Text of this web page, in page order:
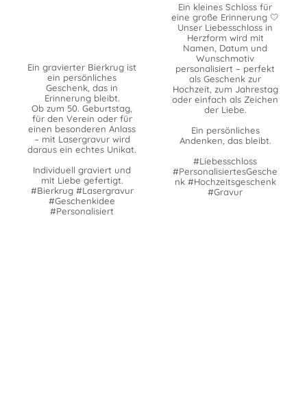
Ein gravierter Bierkrug ist
ein persönliches
Geschenk, das in
Erinnerung bleibt.
Ob zum 50. Geburtstag,
für den Verein oder für
einen besonderen Anlass
– mit Lasergravur wird
daraus ein echtes Unikat.
Individuell graviert und
mit Liebe gefertigt.
#Bierkrug #Lasergravur
#Geschenkidee
#Personalisiert
Ein kleines Schloss für
eine große Erinnerung 🤍
Unser Liebesschloss in
Herzform wird mit
Namen, Datum und
Wunschmotiv
personalisiert – perfekt
als Geschenk zur
Hochzeit, zum Jahrestag
oder einfach als Zeichen
der Liebe.
Ein persönliches
Andenken, das bleibt.
#Liebesschloss
#PersonalisiertesGesche
nk #Hochzeitsgeschenk
#Gravur